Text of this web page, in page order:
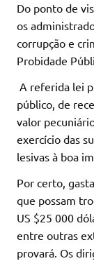
Do ponto de
os
corrupção e
Probidade
A referida lei
público, de
valor
exercício das
lesivas à boa
Por certo,
que possam
US $25 000
entre outras
provará. Os